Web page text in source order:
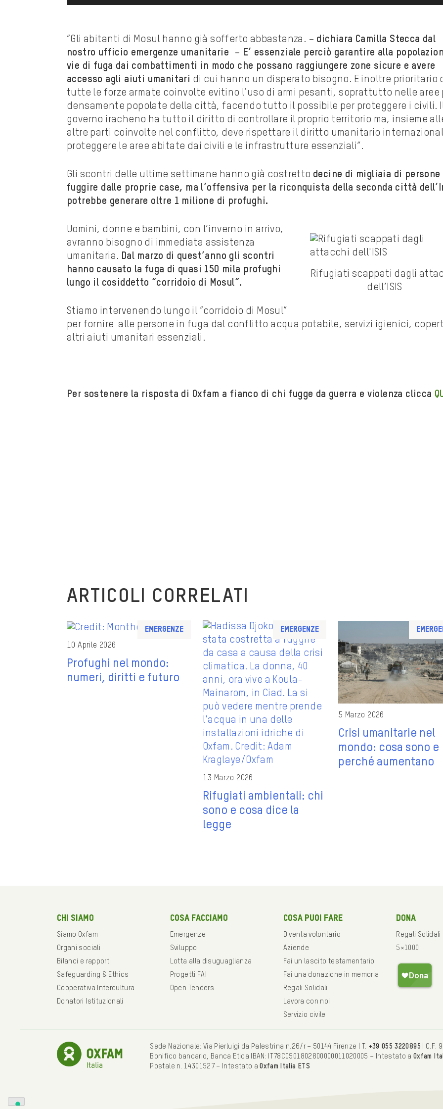
“Gli abitanti di Mosul hanno già sofferto abbastanza. – dichiara Camilla Stecca dal
nostro ufficio emergenze umanitarie
– E’ essenziale perciò garantire alla
vie di fuga dai combattimenti in modo che possano raggiungere zone sicure e avere
accesso agli aiuti umanitari di cui hanno un disperato bisogno. E inoltre prioritario
tutte le forze armate coinvolte evitino l’uso di armi pesanti, soprattutto nelle aree
densamente popolate della città, facendo tutto il possibile per proteggere i civili.
governo iracheno ha tutto il diritto di controllare il proprio territorio ma, insieme
altre parti coinvolte nel conflitto, deve rispettare il diritto umanitario
proteggere le aree abitate dai civili e le infrastrutture essenziali”.
Gli scontri delle ultime settimane hanno già costretto decine di migliaia di persone
fuggire dalle proprie case, ma l’offensiva per la riconquista della seconda città
potrebbe generare oltre 1 milione di profughi.
Rifugiati scappati dagli
dell’ISIS
Uomini, donne e bambini, con l’inverno in arrivo,
avranno bisogno di immediata assistenza
umanitaria. Dal marzo di quest’anno gli scontri
hanno causato la fuga di quasi 150 mila profughi
lungo il cosiddetto “corridoio di Mosul”.
Stiamo intervenendo lungo il “corridoio di Mosul”
per fornire alle persone in fuga dal conflitto acqua potabile, servizi igienici,
altri aiuti umanitari essenziali.
Per sostenere la risposta di Oxfam a fianco di chi fugge da guerra e violenza clicca
ARTICOLI CORRELATI
Emergenze
10 Aprile 2026
Profughi nel mondo:
numeri, diritti e futuro
Emergenze
13 Marzo 2026
Rifugiati ambientali: chi
sono e cosa dice la
legge
5 Marzo 2026
Crisi umanitarie nel
mondo: cosa sono e
perché aumentano
Chi siamo
Siamo Oxfam
Organi sociali
Bilanci e rapporti
Safeguarding & Ethics
Cooperativa Intercultura
Donatori Istituzionali
Cosa facciamo
Emergenze
Sviluppo
Lotta alla disuguaglianza
Progetti FAI
Open Tenders
Cosa puoi fare
Diventa volontario
Aziende
Fai un lascito testamentario
Fai una donazione in memoria
Regali Solidali
Lavora con noi
Servizio civile
Dona
Regali Solidali
5×1000
Sede Nazionale: Via Pierluigi da Palestrina n.26/r – 50144 Firenze | T. +39 055 3220895 | C.F.
Bonifico bancario, Banca Etica IBAN: IT78C0501802800000011020005 – Intestato aOxfam
Postale n. 14301527 – Intestato aOxfam Italia ETS